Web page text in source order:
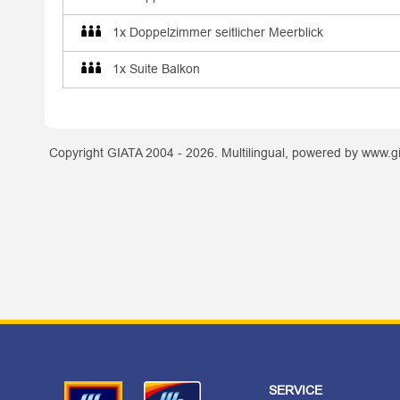
1x Doppelzimmer seitlicher Meerblick
1x Suite Balkon
Copyright GIATA 2004 - 2026. Multilingual, powered by
SERVICE